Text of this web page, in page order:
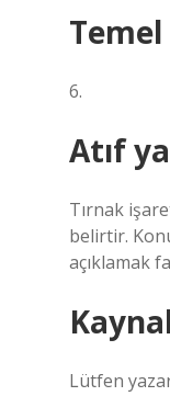
Temel
6.
Atıf
Tırnak
belirtir.
açıklamak
Lütfen